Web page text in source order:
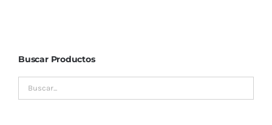
Buscar Productos